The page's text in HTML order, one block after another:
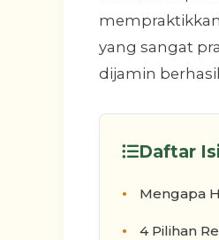
yang sangat
dijamin
Daftar
Mengapa
4 Pilihan